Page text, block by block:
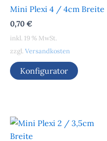
Mini Plexi 4 / 4cm Breite
0,70 €
inkl. 19 % MwSt.
zzgl. Versandkosten
Konfigurator